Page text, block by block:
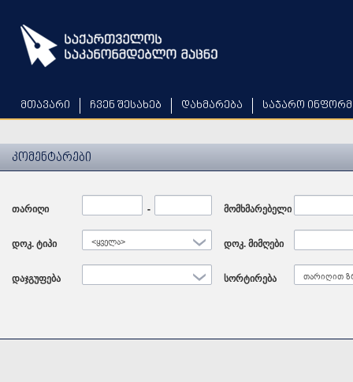
main
content
მთავარი ჩვენ შესახებ დახმარება საჯარო
კომენტარები
თარიღი - მომხმარებელი
დოკ. ტიპი <ყველა> დოკ. მიმღები
დაჯგუფება სორტირება თარიღით